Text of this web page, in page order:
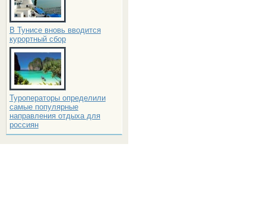
В Тунисе вновь вводится
курортный сбор
Туроператоры определили
самые популярные
направления отдыха для
россиян